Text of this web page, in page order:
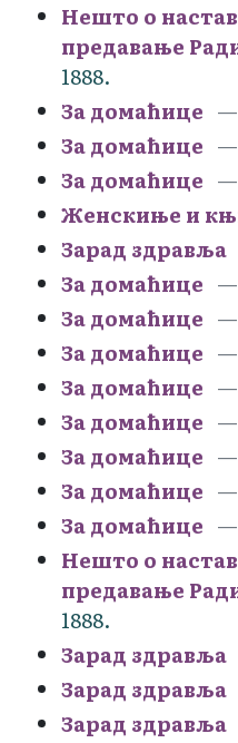
Нешто о
предавање
1888.
За домаћице
За домаћице
За домаћице
Женскиње и
Зарад здравља
За домаћице
За домаћице
За домаћице
За домаћице
За домаћице
За домаћице
За домаћице
За домаћице
Нешто о
предавање
1888.
Зарад здравља
Зарад здравља
Зарад здравља